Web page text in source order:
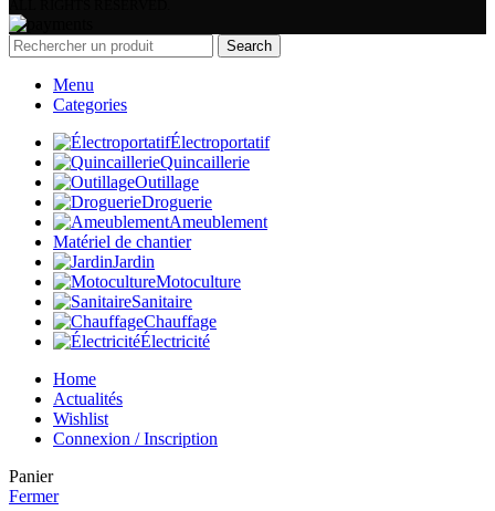
Search
Menu
Categories
Électroportatif
Quincaillerie
Outillage
Droguerie
Ameublement
Matériel de chantier
Jardin
Motoculture
Sanitaire
Chauffage
Électricité
Home
Actualités
Wishlist
Connexion / Inscription
Panier
Fermer